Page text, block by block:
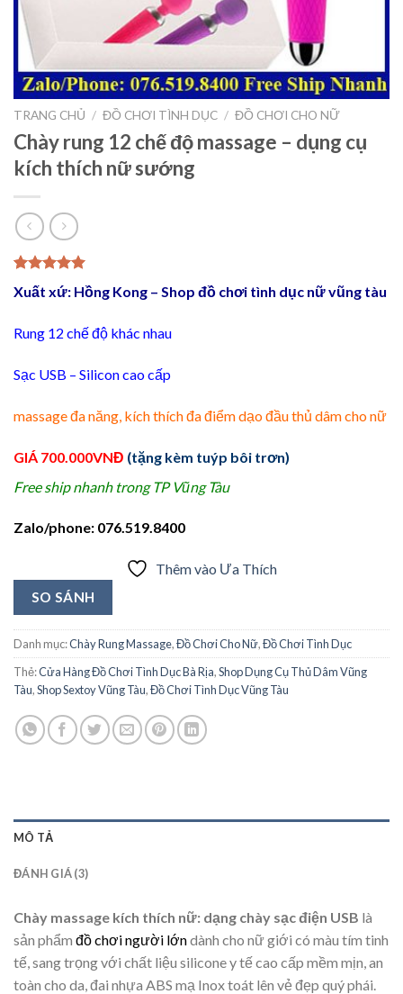
TRANG CHỦ / ĐỒ CHƠI TÌNH DỤC / ĐỒ CHƠI CHO NỮ
Chày rung 12 chế độ massage – dụng cụ
kích thích nữ sướng
5.00trên 5
dựa trên
3Xuất xứ: Hồng Kong – Shop đồ chơi tình dục nữ vũng tàu
Rung 12 chế độ khác nhau
Sạc USB – Silicon cao cấp
massage đa năng, kích thích đa điểm dạo đầu thủ dâm cho nữ
GIÁ 700.000VNĐ (tặng kèm tuýp bôi trơn)
Free ship nhanh trong TP Vũng Tàu
Zalo/phone: 076.519.8400
Thêm vào Ưa Thích
SO SÁNH
Danh mục:Chày Rung Massage,Đồ Chơi Cho Nữ,Đồ Chơi Tình Dục
Thẻ:Cửa Hàng Đồ Chơi Tình Dục Bà Rịa,Shop Dụng Cụ Thủ Dâm Vũng
Tàu,Shop Sextoy Vũng Tàu,Đồ Chơi Tình Dục Vũng Tàu
MÔ TẢ
ĐÁNH GIÁ (3)
Chày massage kích thích nữ: dạng chày sạc điện USB là
sản phẩm đồ chơi người lớndành cho nữ giới có màu tím tinh
tế, sang trọng với chất liệu silicone y tế cao cấp mềm mịn, an
toàn cho da, đai nhựa ABS mạ Inox toát lên vẻ đẹp quý phái.